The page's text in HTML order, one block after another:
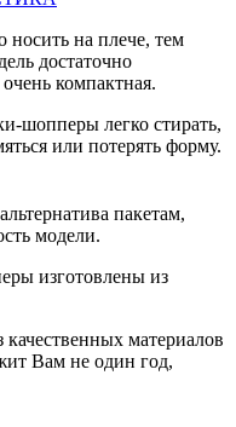
на плече, тем
достаточно
компактная.
шопперы легко стирать,
или потерять форму.
пакетам,
модели.
изготовлены из
качественных материалов
Вам не один год,